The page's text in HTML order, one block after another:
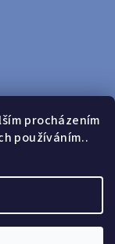
procházením
používáním..